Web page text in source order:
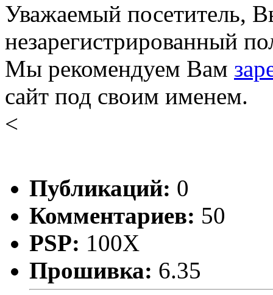
Уважаемый посетитель,
незарегистрированный
Мы рекомендуем Вам
сайт под своим именем.
<
Публикаций: 0
Комментариев: 50
PSP: 100X
Прошивка: 6.35